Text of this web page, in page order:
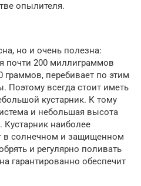
опылителя.
но и очень полезна:
почти 200 миллиграммов
перебивает по этим
Поэтому всегда стоит иметь
кустарник. К тому
и небольшая высота
Кустарник наиболее
в солнечном и защищенном
и регулярно поливать
гарантированно обеспечит